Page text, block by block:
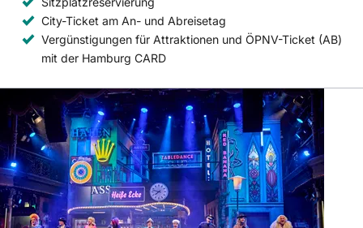
City-Ticket am An- und Abreisetag
Vergünstigungen für Attraktionen und ÖPNV-Ticket (AB)
mit der Hamburg CARD